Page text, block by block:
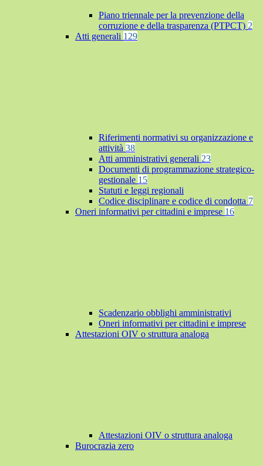
Piano triennale per la prevenzione della
corruzione e della trasparenza (PTPCT) 2
Atti generali 129
Riferimenti normativi su organizzazione e
attività 38
Atti amministrativi generali 23
Documenti di programmazione strategico-
gestionale 15
Statuti e leggi regionali
Codice disciplinare e codice di condotta 7
Oneri informativi per cittadini e imprese 16
Scadenzario obblighi amministrativi
Oneri informativi per cittadini e imprese
Attestazioni OIV o struttura analoga
Attestazioni OIV o struttura analoga
Burocrazia zero